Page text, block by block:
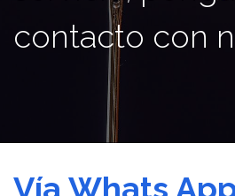
contacto con
Vía Whats